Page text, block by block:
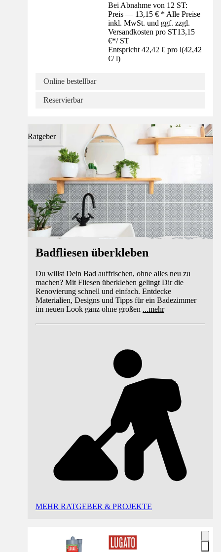
Bei Abnahme von 12 ST:
Preis — 13,15 € * Alle Preise
inkl. MwSt. und ggf. zzgl.
Versandkosten pro ST13,15
€*/ ST
Entspricht 42,42 € pro l(42,42
€/ l)
Online bestellbar
Reservierbar
Ratgeber
Badfliesen überkleben
Du willst Dein Bad auffrischen, ohne alles neu zu
machen? Mit Fliesen überkleben gelingt Dir die
Renovierung schnell und einfach. Entdecke
Materialien, Designs und Tipps für ein Badezimmer
im neuen Look ganz ohne großen ...mehr
MEHR RATGEBER & PROJEKTE